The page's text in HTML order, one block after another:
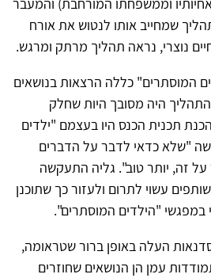
שמחייב אותו לנטוש את אורח
נוצרי, נראה תהליך מרתק ומרגש.
המוסתרים" כללה הרצאות בנושאים
היה מסובך היות שחלק
תכנית הכנס היו בעצמם "ילדים
"שלא כדאי לדבר על הדברים
זה, יותר טוב". גליה התעקשה
עשוי לתרום ולעזור כך שתוכנן
במפגשי "הילדים המוסתרים".
העלה באופן ברור שטראומה,
עמן הן הנושאים שחוזרים